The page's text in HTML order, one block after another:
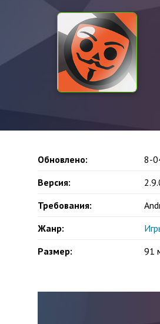
Обновлено:
8-
Версия:
Требования:
Жанр:
Размер:
91